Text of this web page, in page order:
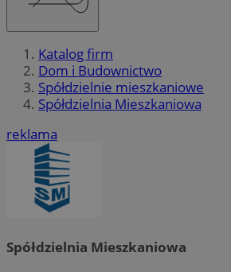
Katalog firm
Dom i Budownictwo
Spółdzielnie mieszkaniowe
Spółdzielnia Mieszkaniowa
reklama
Spółdzielnia Mieszkaniowa